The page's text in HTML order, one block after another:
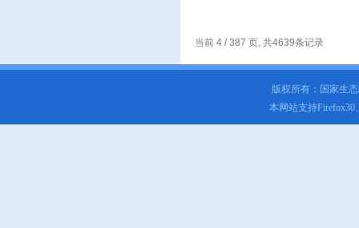
当前 4 / 387 页, 共4639条记录
版权所有：国家生
本网站支持